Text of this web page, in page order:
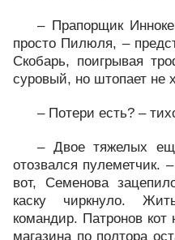
– Прапорщик
просто Пилюля, –
Скобарь, поигрывая
суровый, но штопает не
– Потери есть? –
– Двое тяжелых
отозвался пулеметчик.
вот, Семенова
каску чиркнуло.
командир. Патронов
магазина по полтора